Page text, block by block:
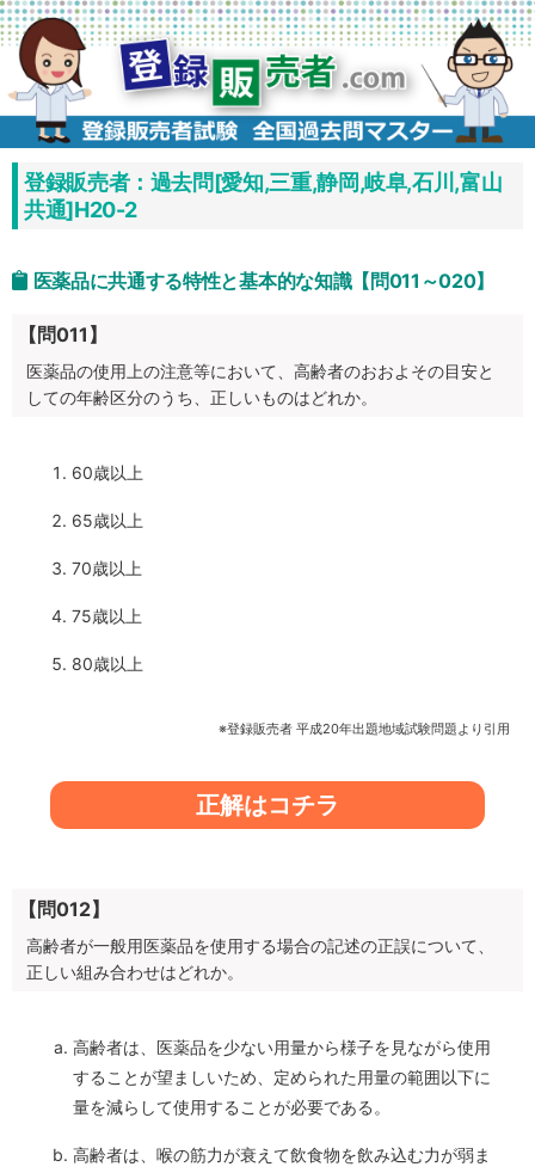
コ
ン
テ
ツ
へ
ス
キ
ッ
登録販売者：過去問[愛知,三重,静岡,岐阜,石川,富山
共通]H20-2
医薬品に共通する特性と基本的な知識【問011～020】
【問011】
医薬品の使用上の注意等において、高齢者のおおよその目安と
しての年齢区分のうち、正しいものはどれか。
60歳以上
65歳以上
70歳以上
75歳以上
80歳以上
※登録販売者 平成20年出題地域試験問題より引用
正解はコチラ
【問012】
高齢者が一般用医薬品を使用する場合の記述の正誤について、
正しい組み合わせはどれか。
高齢者は、医薬品を少ない用量から様子を見ながら使用
することが望ましいため、定められた用量の範囲以下に
量を減らして使用することが必要である。
高齢者は、喉の筋力が衰えて飲食物を飲み込む力が弱ま